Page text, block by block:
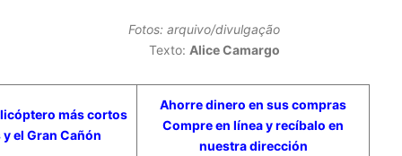
Fotos: arquivo/divulgação
Texto: Alice Camargo
más cortos
y el Gran Cañón
Ahorre dinero en sus compras
Compre en línea y recíbalo en
nuestra dirección